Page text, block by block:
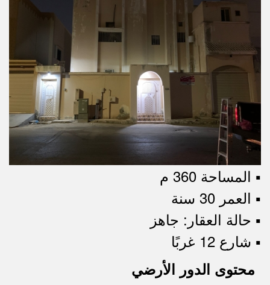
▪︎ المساحة 360 م
▪︎ العمر 30 سنة
▪︎ حالة العقار: جاهز
▪︎ شارع 12 غربًا
محتوى الدور الأرضي